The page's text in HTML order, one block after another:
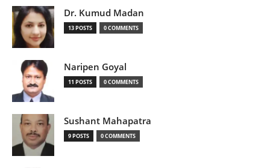
Dr. Kumud Madan
13 POSTS 0 COMMENTS
Naripen Goyal
11 POSTS 0 COMMENTS
Sushant Mahapatra
9 POSTS 0 COMMENTS